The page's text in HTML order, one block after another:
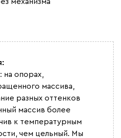
опорах,
массива,
разных оттенков
массив более
к температурным
чем цельный. Мы